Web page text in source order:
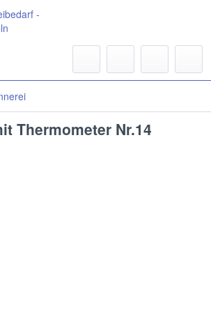
Thermometer Nr.14